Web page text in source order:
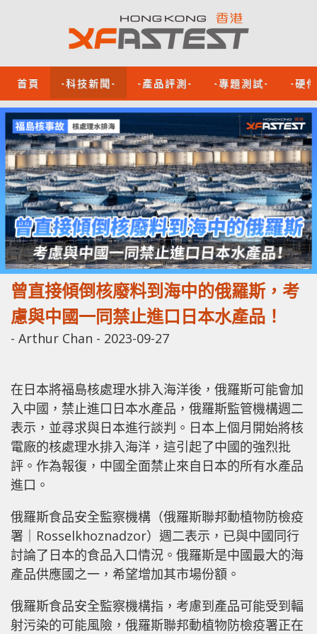
首頁 -科技新聞- -產品評測- -專題測試- -硬
曾直接傾倒核廢料到海中的俄羅斯，考
慮與中國一同禁止進口日本水產品！
- Arthur Chan - 2023-09-27
在日本將福島核處理水排入海洋後，俄羅斯可能會加
入中國，禁止進口日本水產品，俄羅斯監管機構週二
表示，並尋求與日本進行談判。日本上個月開始將核
電廠的核處理水排入海洋，這引起了中國的強烈批
評。作為報復，中國全面禁止來自日本的所有水產品
進口。
俄羅斯食品安全監察機構（俄羅斯聯邦動植物防檢疫
署｜Rosselkhoznadzor）週二表示，已與中國同行
討論了日本的食品入口情況。俄羅斯是中國最大的海
產品供應國之一，希望增加其市場份額。
俄羅斯食品安全監察機構指，考慮到產品可能受到輻
射污染的可能風險，俄羅斯聯邦動植物防檢疫署正在